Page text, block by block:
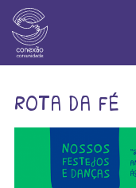
rota da fé